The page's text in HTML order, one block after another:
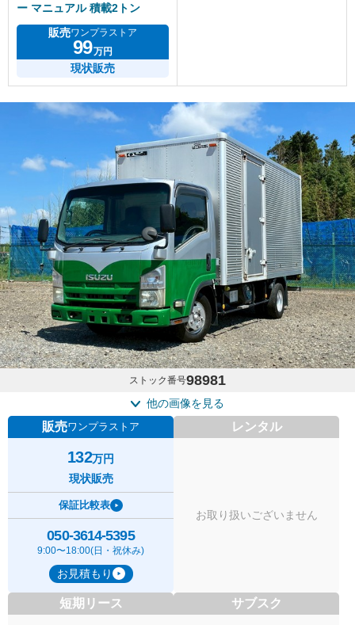
ー マニュアル 積載2トン
販売ワンプラストア
99万円
現状販売
ストック番号98981
他の画像を見る
販売ワンプラストア
132万円
現状販売
保証比較表
050-3614-5395
9:00〜18:00(日・祝休み)
お見積もり
レンタル
お取り扱いございません
短期リース サブスク